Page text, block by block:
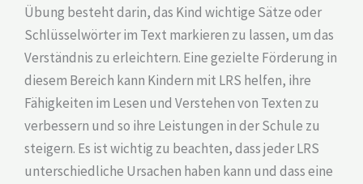
Übung besteht darin, das Kind wichtige Sätze oder
Schlüsselwörter im Text markieren zu lassen, um das
Verständnis zu erleichtern. Eine gezielte Förderung in
diesem Bereich kann Kindern mit LRS helfen, ihre
Fähigkeiten im Lesen und Verstehen von Texten zu
verbessern und so ihre Leistungen in der Schule zu
steigern. Es ist wichtig zu beachten, dass jeder LRS
unterschiedliche Ursachen haben kann und dass eine